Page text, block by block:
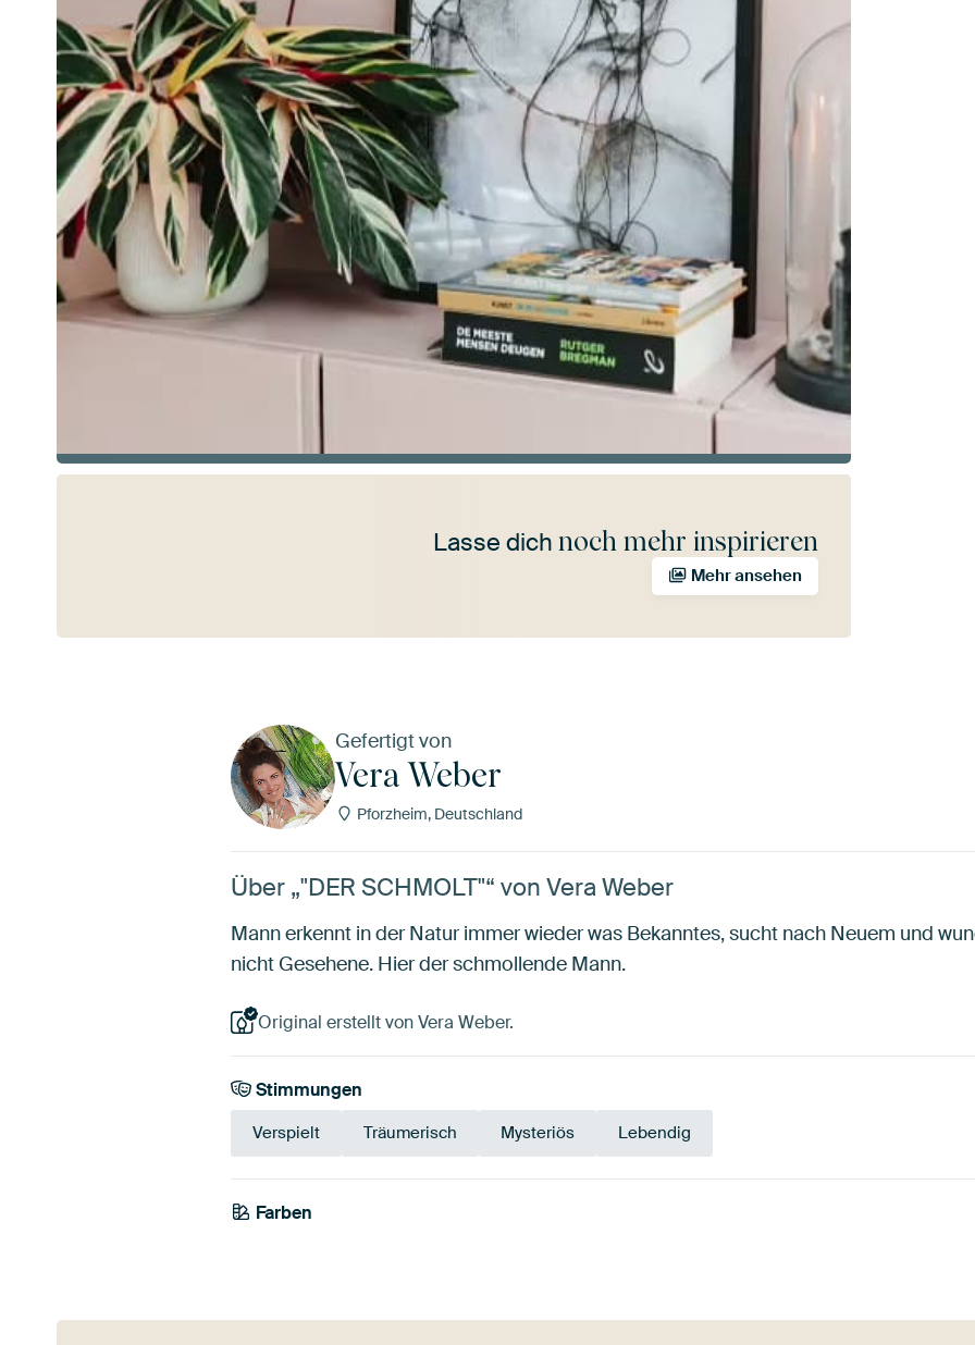
Lasse dich noch mehr inspirieren
Mehr ansehen
Gefertigt von
Vera Weber
Pforzheim, Deutschland
Über „"DER SCHMOLT"“ von Vera Weber
Mann erkennt in der Natur immer wieder was Bekanntes, sucht nach Neuem und
nicht Gesehene. Hier der schmollende Mann.
Original erstellt von Vera Weber.
Stimmungen
Verspielt Träumerisch Mysteriös Lebendig
Farben
Salbeigrün